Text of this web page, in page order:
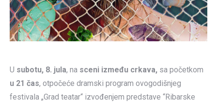
U subotu, 8. jula, na sceni između crkava, sa početkom
u 21 čas, otpočeće dramski program ovogodišnjeg
festivala „Grad teatar“ izvođenjem predstave “Ribarske